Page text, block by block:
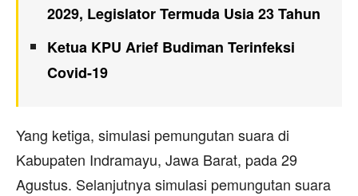
2029, Legislator Termuda Usia 23 Tahun
Ketua KPU Arief Budiman Terinfeksi
Covid-19
Yang ketiga, simulasi pemungutan suara di
Kabupaten Indramayu, Jawa Barat, pada 29
Agustus. Selanjutnya simulasi pemungutan suara